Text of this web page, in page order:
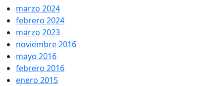
marzo 2024
febrero 2024
marzo 2023
noviembre 2016
mayo 2016
febrero 2016
enero 2015